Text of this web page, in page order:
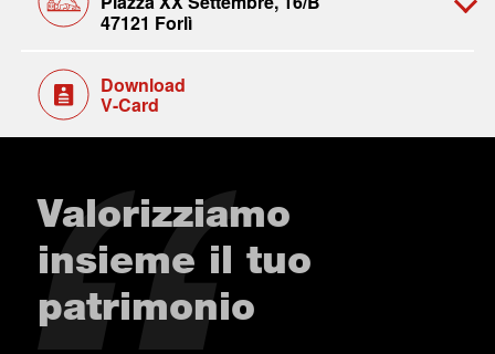
47121 Forlì
Download
V-Card
Valorizziamo
insieme il tuo
patrimonio